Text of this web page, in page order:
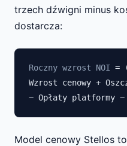
trzech dźwigni minus
dostarcza:
Roczny wzrost NOI =
Wzrost cenowy +
− Opłaty platformy
Model cenowy Stellos